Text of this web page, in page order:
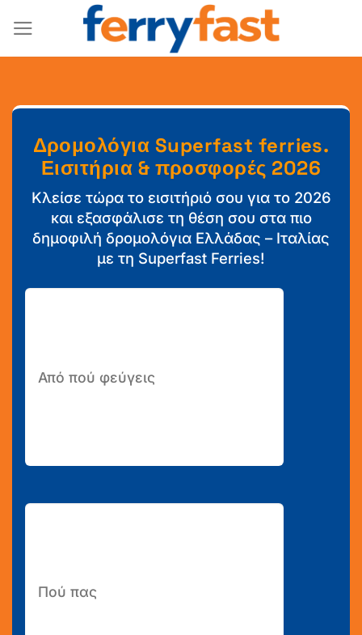
στο
περιεχόμενο
Δρομολόγια Superfast ferries.
Εισιτήρια & προσφορές 2026
Κλείσε τώρα το εισιτήριό σου για το 2026
και εξασφάλισε τη θέση σου στα πιο
δημοφιλή δρομολόγια Ελλάδας – Ιταλίας
με τη Superfast Ferries!